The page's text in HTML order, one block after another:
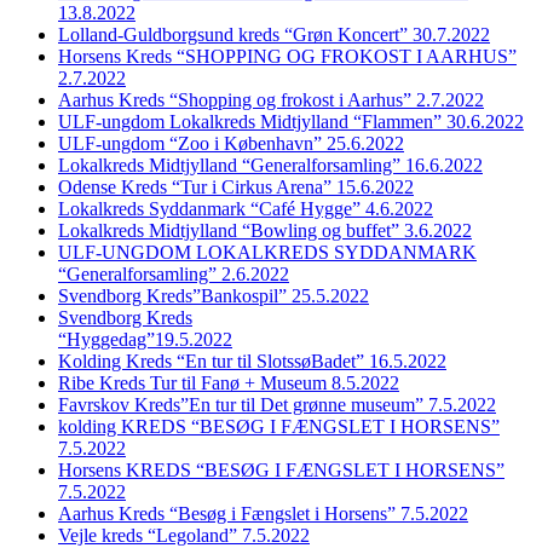
13.8.2022
Lolland-Guldborgsund kreds “Grøn Koncert” 30.7.2022
Horsens Kreds “SHOPPING OG FROKOST I AARHUS”
2.7.2022
Aarhus Kreds “Shopping og frokost i Aarhus” 2.7.2022
ULF-ungdom Lokalkreds Midtjylland “Flammen” 30.6.2022
ULF-ungdom “Zoo i København” 25.6.2022
Lokalkreds Midtjylland “Generalforsamling” 16.6.2022
Odense Kreds “Tur i Cirkus Arena” 15.6.2022
Lokalkreds Syddanmark “Café Hygge” 4.6.2022
Lokalkreds Midtjylland “Bowling og buffet” 3.6.2022
ULF-UNGDOM LOKALKREDS SYDDANMARK
“Generalforsamling” 2.6.2022
Svendborg Kreds”Bankospil” 25.5.2022
Svendborg Kreds
“Hyggedag”19.5.2022
Kolding Kreds “En tur til SlotssøBadet” 16.5.2022
Ribe Kreds Tur til Fanø + Museum 8.5.2022
Favrskov Kreds”En tur til Det grønne museum” 7.5.2022
kolding KREDS “BESØG I FÆNGSLET I HORSENS”
7.5.2022
Horsens KREDS “BESØG I FÆNGSLET I HORSENS”
7.5.2022
Aarhus Kreds “Besøg i Fængslet i Horsens” 7.5.2022
Vejle kreds “Legoland” 7.5.2022